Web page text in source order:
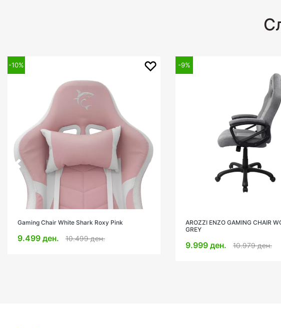
-9%
AROZZI ENZO GAMING CHAIR WOVEN FABRIC
9.999 ден.
-9%
Gaming Chair Genesis
Grey
10.979 ден. 11.999 ден.